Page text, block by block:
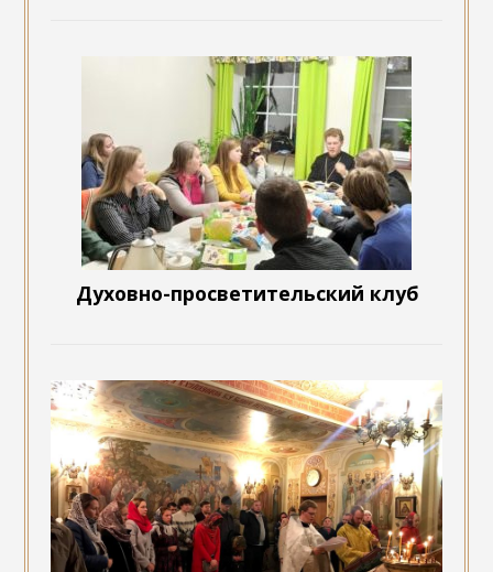
Духовно-просветительский клуб